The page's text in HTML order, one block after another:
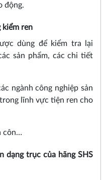
động.
kiểm ren
dùng để kiểm tra lại
sản phẩm, các chi tiết
ngành công nghiệp sản
lĩnh vực tiện ren cho
côn…
dạng trục của hãng SHS